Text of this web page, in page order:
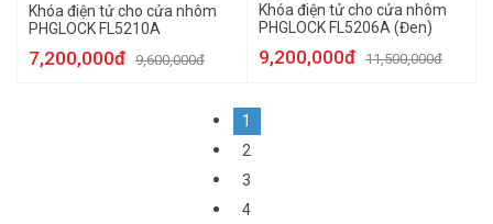
Khóa điện tử cho cửa nhôm
PHGLOCK FL5210A
7,200,000đ 9,600,000đ
Khóa điện tử cho cửa nhôm
PHGLOCK FL5206A (Đen)
9,200,000đ 11,500,000đ
1
2
3
4